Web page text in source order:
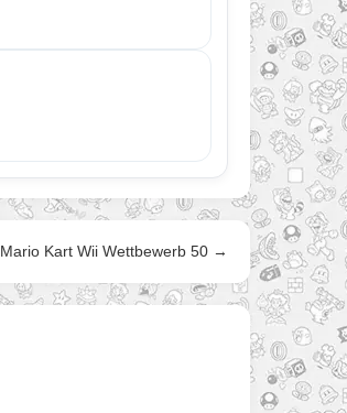
Mario Kart Wii Wettbewerb 50 →